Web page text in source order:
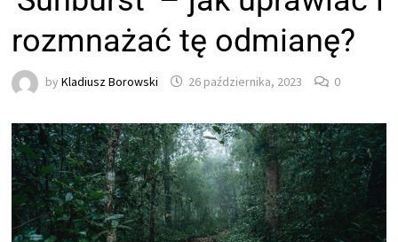
rozmnażać tę odmianę?
byKladiusz Borowski 26 października, 2023 0